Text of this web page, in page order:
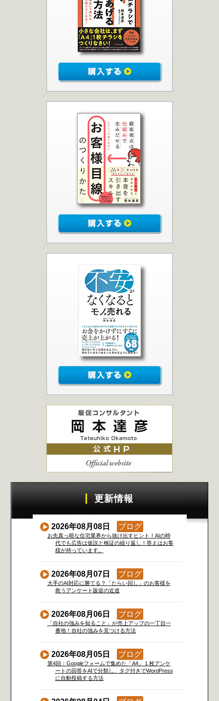
更新情報
2026年08月08日 ブログ
お先真っ暗な住宅業界から抜け出すヒント！AIの時
代でも広告は仮説と検証の繰り返し！答えはお客
様が持っています。
2026年08月07日 ブログ
大手のAI対応に勝てる？「たらい回し」のお客様を
救うアンケート販促の近道
2026年08月06日 ブログ
「自社の強みを知ること」が売上アップの一丁目一
番地！自社の強みを見つける方法
2026年08月05日 ブログ
第4回：Googleフォームで集めた「A4」１枚アンケ
ートの回答をAIで分類し、タグ付きでWordPress
に自動投稿する方法